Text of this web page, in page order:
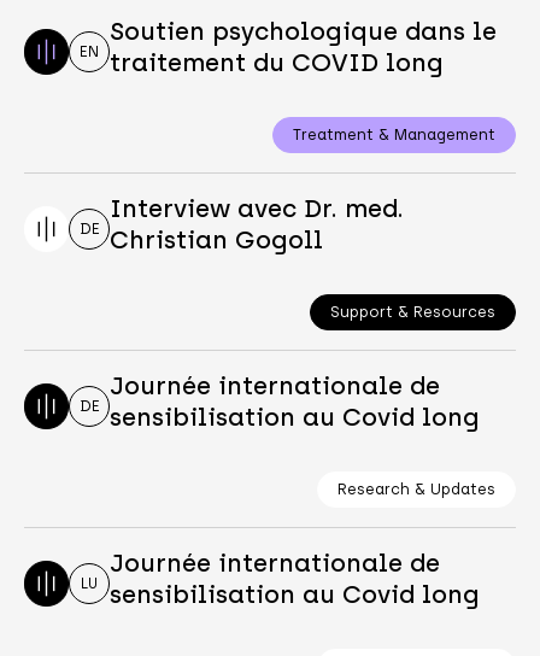
EN
Soutien psychologique dans le
traitement du COVID long
Treatment & Management
DE
Interview avec Dr. med.
Christian Gogoll
Support & Resources
DE
Journée internationale de
sensibilisation au Covid long
Research & Updates
LU
Journée internationale de
sensibilisation au Covid long